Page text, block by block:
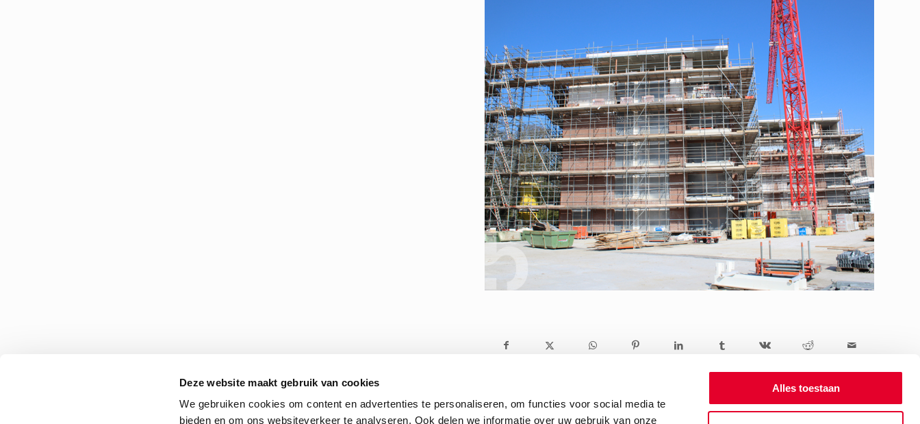
Deze website maakt gebruik van cookies
We gebruiken cookies om content en advertenties te personaliseren, om functies voor social media te
bieden en om ons websiteverkeer te analyseren. Ook delen we informatie over uw gebruik van onze
Alles toestaan